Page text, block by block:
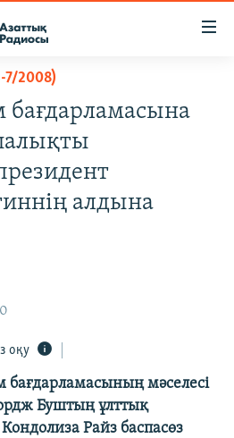
2008)
алдына
оқу
бағдарламасының мәселесі
Буштың ұлттық
Кондолиза Райз баспасөз